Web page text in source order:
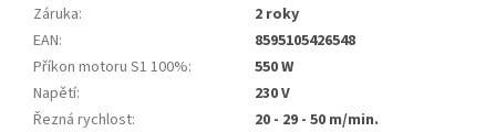
Záruka:
2 roky
EAN:
8595105426548
Příkon motoru S1 100%:
550 W
Napětí:
230 V
Řezná rychlost:
20 - 29 - 50 m/min.